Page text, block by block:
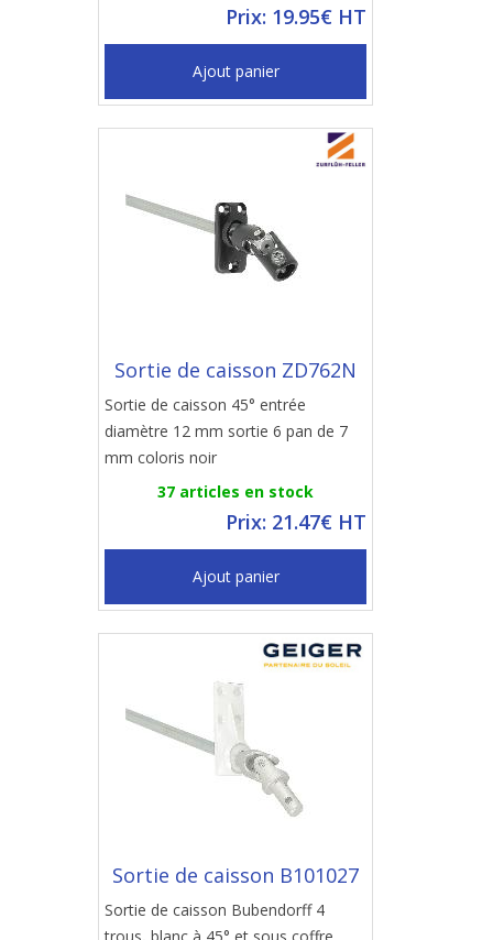
Prix: 19.95€ HT
Ajout panier
Sortie de caisson ZD762N
Sortie de caisson 45° entrée
diamètre 12 mm sortie 6 pan de 7
mm coloris noir
37 articles en stock
Prix: 21.47€ HT
Ajout panier
Sortie de caisson B101027
Sortie de caisson Bubendorff 4